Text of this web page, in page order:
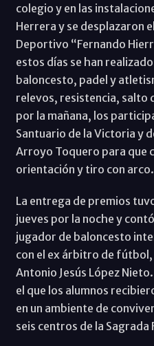
colegio y en las
Herrera y se desplazaron
Deportivo “Fernando
estos días se han
baloncesto, padel y
relevos, resistencia, salto
por la mañana, los
Santuario de la Victoria y
Arroyo Toquero para que
orientación y tiro con arco.
La entrega de premios
jueves por la noche y
jugador de baloncesto
con el ex árbitro de
Antonio Jesús López
el que los alumnos
en un ambiente de
seis centros de la Sagrada